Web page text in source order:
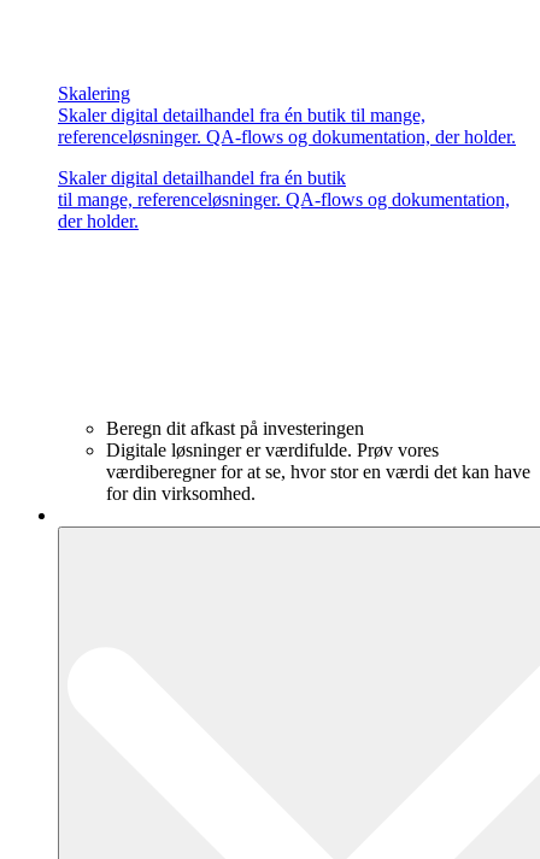
Skalering
Skaler digital detailhandel fra én butik til mange,
referenceløsninger. QA-flows og dokumentation, der holder.
Skaler digital detailhandel fra én butik
til mange, referenceløsninger. QA-flows og dokumentation,
der holder.
Beregn dit afkast på investeringen
Digitale løsninger er værdifulde. Prøv vores
værdiberegner for at se, hvor stor en værdi det kan have
for din virksomhed.